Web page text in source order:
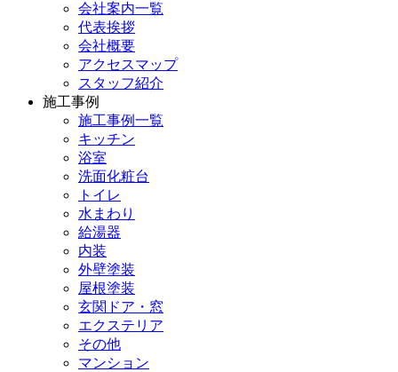
会社案内一覧
代表挨拶
会社概要
アクセスマップ
スタッフ紹介
施工事例
施工事例一覧
キッチン
浴室
洗面化粧台
トイレ
水まわり
給湯器
内装
外壁塗装
屋根塗装
玄関ドア・窓
エクステリア
その他
マンション